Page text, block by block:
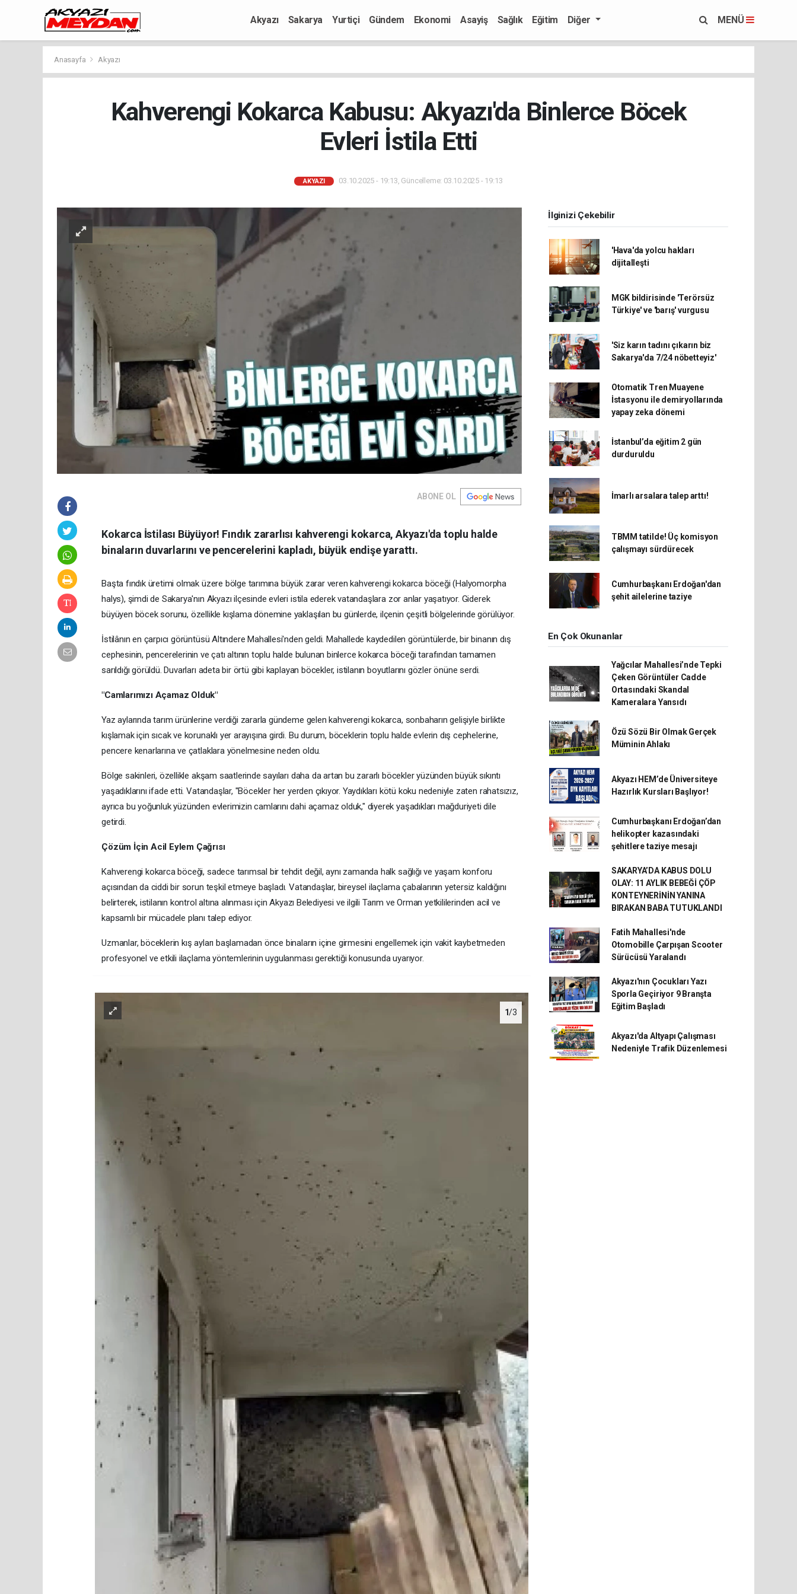
Akyazı Sakarya Yurtiçi Gündem Ekonomi Asayiş Sağlık Eğitim Diğer MENÜ
Anasayfa Akyazı
Kahverengi Kokarca Kabusu: Akyazı'da Binlerce Böcek
Evleri İstila Etti
AKYAZI 03.10.2025 - 19:13, Güncelleme: 03.10.2025 - 19:13
ABONE OL
Kokarca İstilası Büyüyor! Fındık zararlısı kahverengi kokarca, Akyazı'da toplu halde
binaların duvarlarını ve pencerelerini kapladı, büyük endişe yarattı.
Başta fındık üretimi olmak üzere bölge tarımına büyük zarar veren kahverengi kokarca böceği (Halyomorpha
halys), şimdi de Sakarya'nın Akyazı ilçesinde evleri istila ederek vatandaşlara zor anlar yaşatıyor. Giderek
büyüyen böcek sorunu, özellikle kışlama dönemine yaklaşılan bu günlerde, ilçenin çeşitli bölgelerinde görülüyor.
İstilânın en çarpıcı görüntüsü Altındere Mahallesi'nden geldi. Mahallede kaydedilen görüntülerde, bir binanın dış
cephesinin, pencerelerinin ve çatı altının toplu halde bulunan binlerce kokarca böceği tarafından tamamen
sarıldığı görüldü. Duvarları adeta bir örtü gibi kaplayan böcekler, istilanın boyutlarını gözler önüne serdi.
"Camlarımızı Açamaz Olduk"
Yaz aylarında tarım ürünlerine verdiği zararla gündeme gelen kahverengi kokarca, sonbaharın gelişiyle birlikte
kışlamak için sıcak ve korunaklı yer arayışına girdi. Bu durum, böceklerin toplu halde evlerin dış cephelerine,
pencere kenarlarına ve çatlaklara yönelmesine neden oldu.
Bölge sakinleri, özellikle akşam saatlerinde sayıları daha da artan bu zararlı böcekler yüzünden büyük sıkıntı
yaşadıklarını ifade etti. Vatandaşlar, "Böcekler her yerden çıkıyor. Yaydıkları kötü koku nedeniyle zaten rahatsızız,
ayrıca bu yoğunluk yüzünden evlerimizin camlarını dahi açamaz olduk," diyerek yaşadıkları mağduriyeti dile
getirdi.
Çözüm İçin Acil Eylem Çağrısı
Kahverengi kokarca böceği, sadece tarımsal bir tehdit değil, aynı zamanda halk sağlığı ve yaşam konforu
açısından da ciddi bir sorun teşkil etmeye başladı. Vatandaşlar, bireysel ilaçlama çabalarının yetersiz kaldığını
belirterek, istilanın kontrol altına alınması için Akyazı Belediyesi ve ilgili Tarım ve Orman yetkililerinden acil ve
kapsamlı bir mücadele planı talep ediyor.
Uzmanlar, böceklerin kış ayları başlamadan önce binaların içine girmesini engellemek için vakit kaybetmeden
profesyonel ve etkili ilaçlama yöntemlerinin uygulanması gerektiği konusunda uyarıyor.
1/3
İlginizi Çekebilir
'Hava'da yolcu hakları
dijitalleşti
MGK bildirisinde 'Terörsüz
Türkiye' ve 'barış' vurgusu
'Siz karın tadını çıkarın biz
Sakarya'da 7/24 nöbetteyiz'
Otomatik Tren Muayene
İstasyonu ile demiryollarında
yapay zeka dönemi
İstanbul’da eğitim 2 gün
durduruldu
İmarlı arsalara talep arttı!
TBMM tatilde! Üç komisyon
çalışmayı sürdürecek
Cumhurbaşkanı Erdoğan'dan
şehit ailelerine taziye
En Çok Okunanlar
Yağcılar Mahallesi’nde Tepki
Çeken Görüntüler Cadde
Ortasındaki Skandal
Kameralara Yansıdı
Özü Sözü Bir Olmak Gerçek
Müminin Ahlakı
Akyazı HEM’de Üniversiteye
Hazırlık Kursları Başlıyor!
Cumhurbaşkanı Erdoğan’dan
helikopter kazasındaki
şehitlere taziye mesajı
SAKARYA’DA KABUS DOLU
OLAY: 11 AYLIK BEBEĞİ ÇÖP
KONTEYNERİNİN YANINA
BIRAKAN BABA TUTUKLANDI
Fatih Mahallesi'nde
Otomobille Çarpışan Scooter
Sürücüsü Yaralandı
Akyazı'nın Çocukları Yazı
Sporla Geçiriyor 9 Branşta
Eğitim Başladı
Akyazı'da Altyapı Çalışması
Nedeniyle Trafik Düzenlemesi